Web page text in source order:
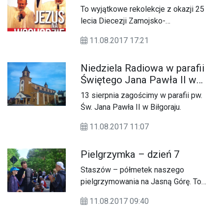
To wyjątkowe rekolekcje z okazji 25
lecia Diecezji Zamojsko-
11.08.2017 17:21
Niedziela Radiowa w parafii
Świętego Jana Pawła II w
Biłgoraju
13 sierpnia zagościmy w parafii pw.
Św. Jana Pawła II w Biłgoraju.
11.08.2017 11:07
Pielgrzymka – dzień 7
Staszów – półmetek naszego
pielgrzymowania na Jasną Górę. To
odbywa się szczególny apel
11.08.2017 09:40